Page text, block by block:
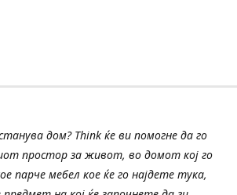
дом? Think ќе ви помогне да го
простор за живот, во домот кој го
парче мебел кое ќе го најдете тука,